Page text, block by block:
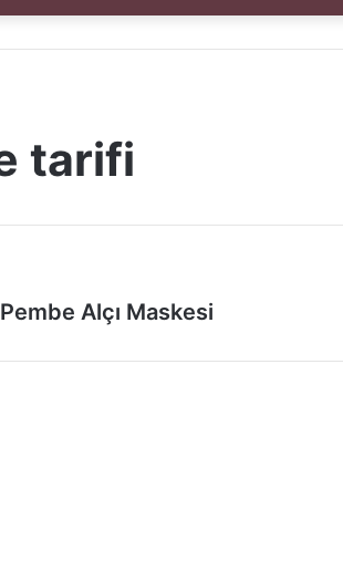
tarifi
Alçı Maskesi